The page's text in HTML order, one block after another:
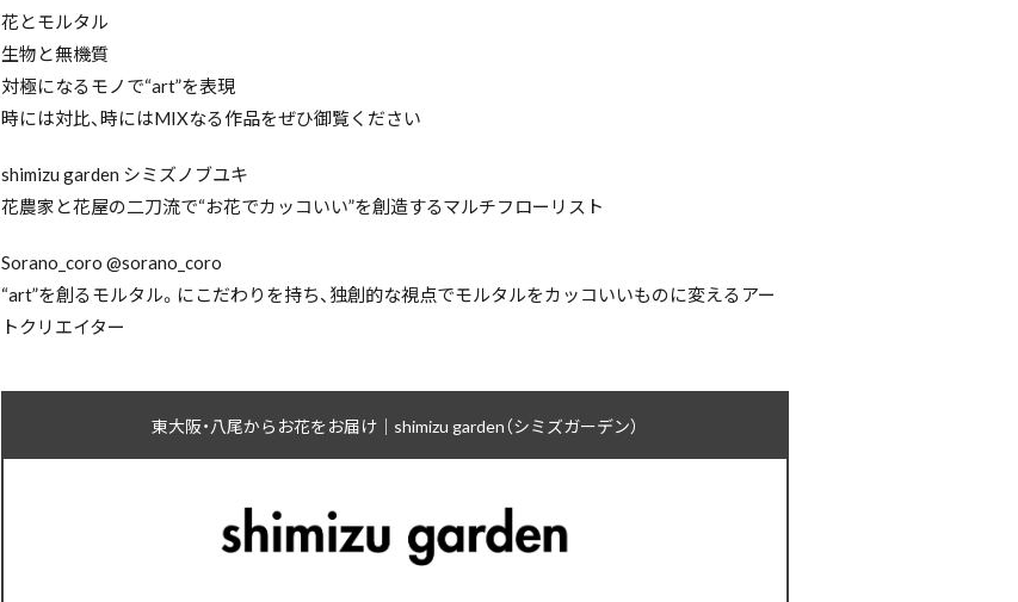
花とモルタル
生物と無機質
対極になるモノで“art”を表現
時には対比、時にはMIXなる作品をぜひ御覧ください
shimizu garden シミズノブユキ
花農家と花屋の二刀流で“お花でカッコいい”を創造するマルチフローリスト
Sorano_coro@sorano_coro
“art”を創るモルタル。にこだわりを持ち、独創的な視点でモルタルをカッコいいものに変えるアー
トクリエイター
東大阪・八尾からお花をお届け｜shimizu garden（シミズガーデン）